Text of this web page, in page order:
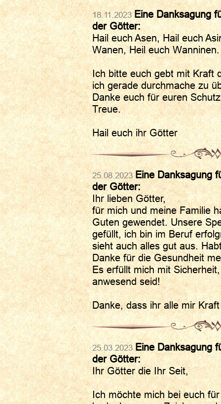
18.11.2023Eine Danksagung
der Götter:
Hail euch Asen, Hail euch
Wanen, Heil euch Wanninen.
Ich bitte euch gebt mit Kraft
ich gerade durchmache zu
Danke euch für euren
Treue.
Hail euch ihr Götter
25.08.2023Eine Danksagung
der Götter:
Ihr lieben Götter,
für mich und meine Familie
Guten gewendet. Unsere
gefüllt, ich bin im Beruf
sieht auch alles gut aus.
Danke für die Gesundheit
Es erfüllt mich mit
anwesend seid!
Danke, dass ihr alle mir
25.03.2023Eine Danksagung
der Götter:
Ihr Götter die Ihr Seit,
Ich möchte mich bei euch